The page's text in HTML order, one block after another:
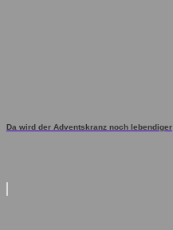
Da wird der Adventskranz noch lebendiger